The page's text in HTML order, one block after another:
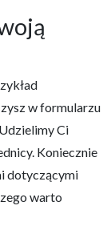
w formularzu
Ci
Koniecznie
dotyczącymi
warto